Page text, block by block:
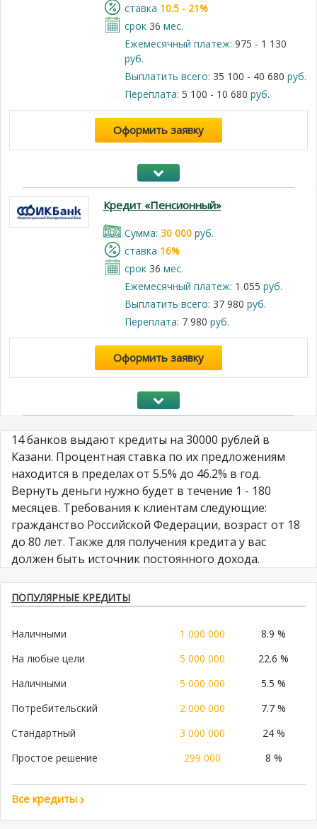
cтавка 10.5 - 21%
срок 36 мес.
Ежемесячный платеж: 975 - 1 130
руб.
Выплатить всего: 35 100 - 40 680 руб.
Переплата: 5 100 - 10 680 руб.
Оформить заявку
Кредит «Пенсионный»
Cумма: 30 000руб.
cтавка 16%
срок 36 мес.
Ежемесячный платеж: 1 055 руб.
Выплатить всего: 37 980 руб.
Переплата: 7 980 руб.
Оформить заявку
14 банков выдают кредиты на 30000 рублей в
Казани. Процентная ставка по их предложениям
находится в пределах от 5.5% до 46.2% в год.
Вернуть деньги нужно будет в течение 1 - 180
месяцев. Требования к клиентам следующие:
гражданство Российской Федерации, возраст от 18
до 80 лет. Также для получения кредита у вас
должен быть источник постоянного дохода.
ПОПУЛЯРНЫЕ КРЕДИТЫ
Наличными 1 000 000
8.9 %
На любые цели
5 000 000
22.6 %
Наличными
5 000 000
5.5 %
Потребительский
2 000 000
7.7 %
Стандартный
3 000 000
24 %
Простое решение
299 000 8 %
Все кредиты